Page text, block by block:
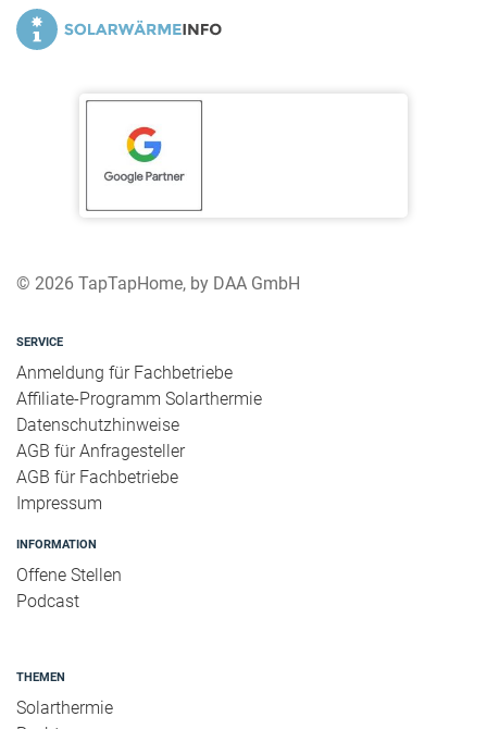
© 2026 TapTapHome, by DAA GmbH
SERVICE
Anmeldung für Fachbetriebe
Affiliate-Programm Solarthermie
Datenschutzhinweise
AGB für Anfragesteller
AGB für Fachbetriebe
Impressum
INFORMATION
Offene Stellen
Podcast
THEMEN
Solarthermie